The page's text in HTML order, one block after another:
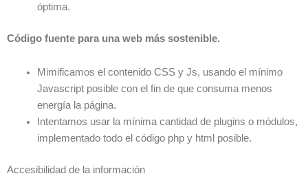
óptima.
Código fuente para una web más sostenible.
Mimificamos el contenido CSS y Js, usando el mínimo
Javascript posible con el fin de que consuma menos
energía la página.
Intentamos usar la mínima cantidad de plugins o módulos,
implementado todo el código php y html posible.
Accesibilidad de la información